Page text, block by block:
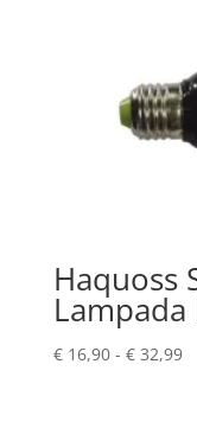
Haquoss
Lampada
€16,90 - €32,99